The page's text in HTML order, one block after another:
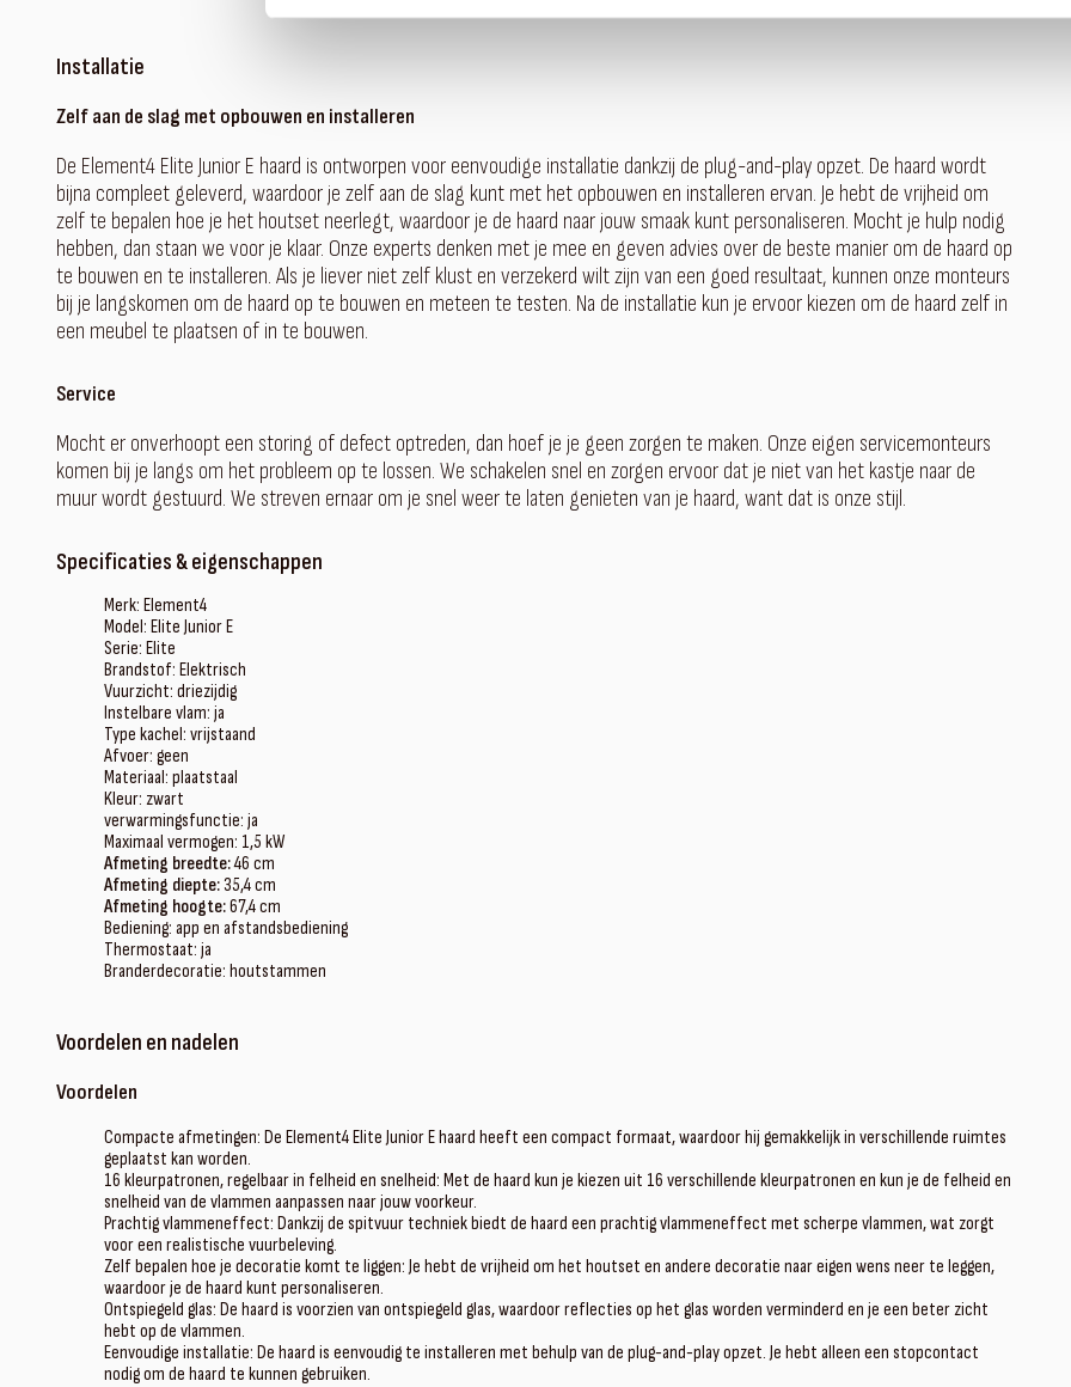
Installatie
Zelf aan de slag met opbouwen en installeren
De Element4 Elite Junior E haard is ontworpen voor eenvoudige installatie dankzij de plug-and-play opzet. De haard wordt
bijna compleet geleverd, waardoor je zelf aan de slag kunt met het opbouwen en installeren ervan. Je hebt de vrijheid om
zelf te bepalen hoe je het houtset neerlegt, waardoor je de haard naar jouw smaak kunt personaliseren. Mocht je hulp nodig
hebben, dan staan we voor je klaar. Onze experts denken met je mee en geven advies over de beste manier om de haard op
te bouwen en te installeren. Als je liever niet zelf klust en verzekerd wilt zijn van een goed resultaat, kunnen onze monteurs
bij je langskomen om de haard op te bouwen en meteen te testen. Na de installatie kun je ervoor kiezen om de haard zelf in
een meubel te plaatsen of in te bouwen.
Service
Mocht er onverhoopt een storing of defect optreden, dan hoef je je geen zorgen te maken. Onze eigen servicemonteurs
komen bij je langs om het probleem op te lossen. We schakelen snel en zorgen ervoor dat je niet van het kastje naar de
muur wordt gestuurd. We streven ernaar om je snel weer te laten genieten van je haard, want dat is onze stijl.
Specificaties & eigenschappen
Merk: Element4
Model: Elite Junior E
Serie: Elite
Brandstof: Elektrisch
Vuurzicht: driezijdig
Instelbare vlam: ja
Type kachel: vrijstaand
Afvoer: geen
Materiaal: plaatstaal
Kleur: zwart
verwarmingsfunctie: ja
Maximaal vermogen: 1,5 kW
Afmeting breedte:46 cm
Afmeting diepte:35,4 cm
Afmeting hoogte:67,4 cm
Bediening: app en afstandsbediening
Thermostaat: ja
Branderdecoratie: houtstammen
Voordelen en nadelen
Voordelen
Compacte afmetingen: De Element4 Elite Junior E haard heeft een compact formaat, waardoor hij gemakkelijk in verschillende ruimtes
geplaatst kan worden.
16 kleurpatronen, regelbaar in felheid en snelheid: Met de haard kun je kiezen uit 16 verschillende kleurpatronen en kun je de felheid en
snelheid van de vlammen aanpassen naar jouw voorkeur.
Prachtig vlammeneffect: Dankzij de spitvuur techniek biedt de haard een prachtig vlammeneffect met scherpe vlammen, wat zorgt
voor een realistische vuurbeleving.
Zelf bepalen hoe je decoratie komt te liggen: Je hebt de vrijheid om het houtset en andere decoratie naar eigen wens neer te leggen,
waardoor je de haard kunt personaliseren.
Ontspiegeld glas: De haard is voorzien van ontspiegeld glas, waardoor reflecties op het glas worden verminderd en je een beter zicht
hebt op de vlammen.
Eenvoudige installatie: De haard is eenvoudig te installeren met behulp van de plug-and-play opzet. Je hebt alleen een stopcontact
nodig om de haard te kunnen gebruiken.